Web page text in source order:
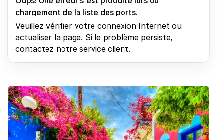
chargement de la liste des ports.
Veuillez vérifier votre connexion Internet ou
actualiser la page. Si le problème persiste,
contactez notre service client.